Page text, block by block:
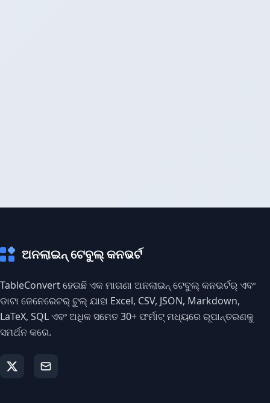
ଅନଲାଇନ୍ ଟେବୁଲ୍ କନଭର୍ଟ
TableConvert ହେଉଛି ଏକ ମାଗଣା ଅନଲାଇନ୍ ଟେବୁଲ୍ କନଭର୍ଟର୍ ଏବଂ
ଡାଟା ଜେନେରେଟର୍ ଟୁଲ୍ ଯାହା Excel, CSV, JSON, Markdown,
LaTeX, SQL ଏବଂ ଅଧିକ ସମେତ 30+ ଫର୍ମାଟ୍ ମଧ୍ୟରେ ରୂପାନ୍ତରଣକୁ
ସମର୍ଥନ କରେ.